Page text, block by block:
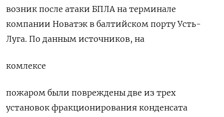
возник после атаки БПЛА на терминале
компании Новатэк в балтийском порту Усть-
Луга. По данным источников, на
комлексе
пожаром были повреждены две из трех
установок фракционирования конденсата